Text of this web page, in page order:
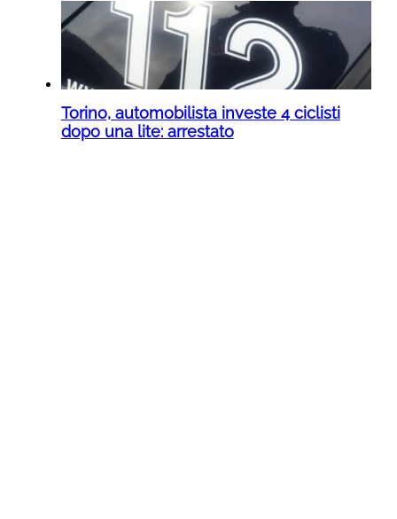
Torino, automobilista investe 4 ciclisti
dopo una lite: arrestato